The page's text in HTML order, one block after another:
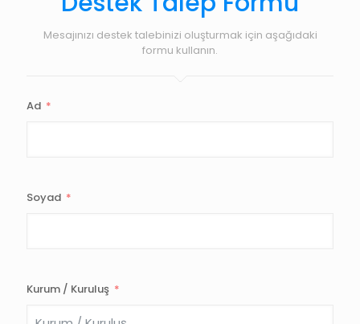
Mesajınızı destek talebinizi oluşturmak için aşağıdaki
formu kullanın.
Ad
Soyad
Kurum / Kuruluş